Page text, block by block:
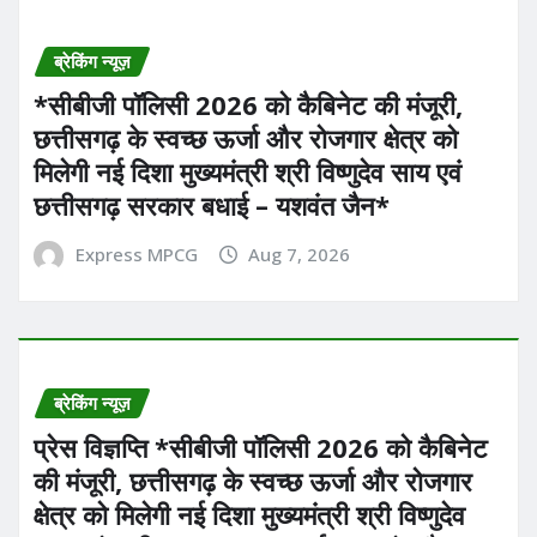
ब्रेकिंग न्यूज़
*सीबीजी पॉलिसी 2026 को कैबिनेट की मंजूरी,
छत्तीसगढ़ के स्वच्छ ऊर्जा और रोजगार क्षेत्र को
मिलेगी नई दिशा मुख्यमंत्री श्री विष्णुदेव साय एवं
छत्तीसगढ़ सरकार बधाई – यशवंत जैन*
Express MPCG Aug 7, 2026
ब्रेकिंग न्यूज़
प्रेस विज्ञप्ति *सीबीजी पॉलिसी 2026 को कैबिनेट
की मंजूरी, छत्तीसगढ़ के स्वच्छ ऊर्जा और रोजगार
क्षेत्र को मिलेगी नई दिशा मुख्यमंत्री श्री विष्णुदेव